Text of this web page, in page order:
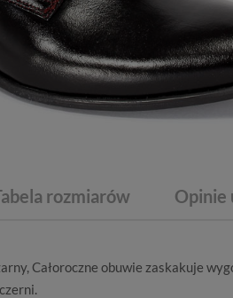
rozmiarów Opinie
Całoroczne obuwie zaskakuje
.